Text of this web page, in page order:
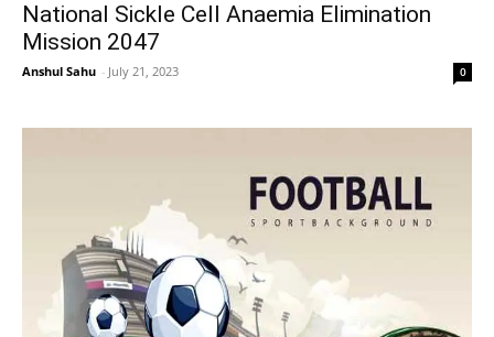
National Sickle Cell Anaemia Elimination
Mission 2047
Anshul Sahu - July 21, 2023 0